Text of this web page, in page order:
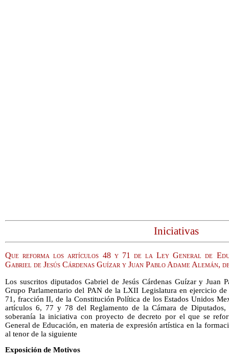
Iniciativas
Que reforma los artículos 48 y 71 de la Ley General de
Gabriel de Jesús Cárdenas Guízar y Juan Pablo Adame Alemán,
Los suscritos diputados Gabriel de Jesús Cárdenas Guízar y Juan
Grupo Parlamentario del PAN de la LXII Legislatura en ejercicio
71, fracción II, de la Constitución Política de los Estados Unidos
artículos 6, 77 y 78 del Reglamento de la Cámara de Diputados,
soberanía la iniciativa con proyecto de decreto por el que se
General de Educación, en materia de expresión artística en la
al tenor de la siguiente
Exposición de Motivos